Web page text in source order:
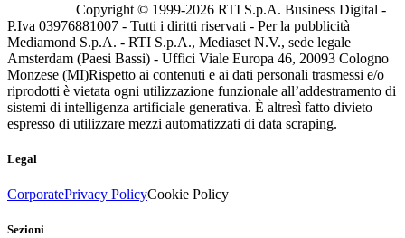
Copyright © 1999-2026 RTI S.p.A. Business Digital -
P.Iva 03976881007 - Tutti i diritti riservati - Per la pubblicità
Mediamond S.p.A. - RTI S.p.A., Mediaset N.V., sede legale
Amsterdam (Paesi Bassi) - Uffici Viale Europa 46, 20093 Cologno
Monzese (MI)Rispetto ai contenuti e ai dati personali trasmessi e/o
riprodotti è vietata ogni utilizzazione funzionale all’addestramento di
sistemi di intelligenza artificiale generativa. È altresì fatto divieto
espresso di utilizzare mezzi automatizzati di data scraping.
Legal
CorporatePrivacy PolicyCookie Policy
Sezioni